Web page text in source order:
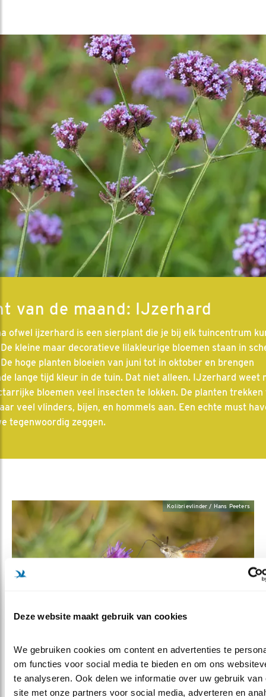
Deze website maakt gebruik van cookies
We gebruiken cookies om content en advertenties te
om functies voor social media te bieden en om ons
te analyseren. Ook delen we informatie over uw gebruik van
site met onze partners voor social media, adverteren en
van de maand: IJzerhard
ofwel ijzerhard is een sierplant die je bij elk tuincentrum
kleine maar decoratieve lilakleurige bloemen staan in
hoge planten bloeien van juni tot in oktober en brengen
lange tijd kleur in de tuin. Dat niet alleen. IJzerhard weet
bloemen veel insecten te lokken. De planten
veel vlinders, bijen, en hommels aan. Een echte must
tegenwoordig zeggen.
Kolibrievlinder
Kolibrievlinder / Hans Peeters
Wat leeft er zoal in uw tuin?